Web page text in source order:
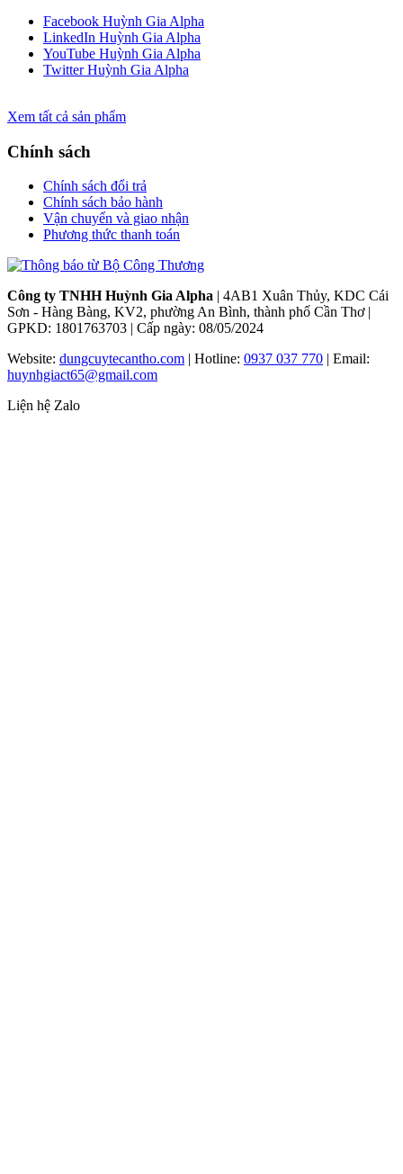
Facebook Huỳnh Gia Alpha
LinkedIn Huỳnh Gia Alpha
YouTube Huỳnh Gia Alpha
Twitter Huỳnh Gia Alpha
Xem tất cả sản phẩm
Chính sách
Chính sách đổi trả
Chính sách bảo hành
Vận chuyển và giao nhận
Phương thức thanh toán
Công ty TNHH Huỳnh Gia Alpha | 4AB1 Xuân Thủy, KDC Cái
Sơn - Hàng Bàng, KV2, phường An Bình, thành phố Cần Thơ |
GPKD: 1801763703 | Cấp ngày: 08/05/2024
Website: dungcuytecantho.com | Hotline: 0937 037 770 | Email:
huynhgiact65@gmail.com
Liện hệ Zalo